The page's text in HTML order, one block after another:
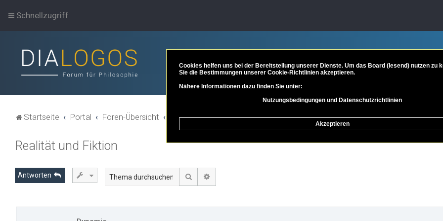
Schnellzugriff
Startseite Portal Foren-Übersicht Themenbereiche der Philosophie Metaphysik und Ontologie
Realität und Fiktion
Antworten Suche
Cookies helfen uns bei der Bereitstellung unserer Dienste. Um das Board (lesend) nutzen zu
Sie die Bestimmungen unserer Cookie-Richtlinien akzeptieren.
Nähere Informationen dazu finden Sie unter:
Nutzungsbedingungen und Datenschutzrichtlinien
Akzeptieren